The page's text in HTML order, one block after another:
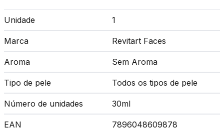
Unidade 1
Marca Revitart Faces
Aroma Sem Aroma
Tipo de pele Todos os tipos de pele
Número de unidades 30ml
EAN 7896048609878